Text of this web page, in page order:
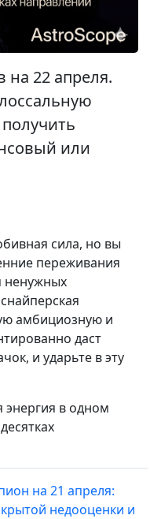
на 22 апреля.
или
сила, но вы
переживания
ненужных
амбициозную и
даст
и ударьте в эту
энергия в одном
на 21 апреля:
недооценки и